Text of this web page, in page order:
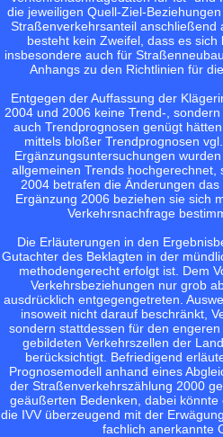
die jeweiligen Quell-Ziel-
Straßenverkehrsanteil anschließend
besteht kein Zweifel, dass es
insbesondere auch für
Anhangs zu den Richtlinien für
Entgegen der Auffassung der
2004 und 2006 keine Trend-,
auch Trendprognosen genügt
mittels bloßer Trendprognosen
Ergänzungsuntersuchungen
allgemeinen Trends
2004 betrafen die Änderungen
Ergänzung 2006 beziehen sie sich
Verkehrsnachfrage
Die Erläuterungen in den
Gutachter des Beklagten in der
methodengerecht erfolgt ist. Dem
Verkehrsbeziehungen nur grob
ausdrücklich entgegengetreten.
insoweit nicht darauf beschränkt,
sondern stattdessen für den
gebildeten Verkehrszellen der
berücksichtigt. Befriedigend
Prognosemodell anhand eines
der Straßenverkehrszählung 2000
geäußerten Bedenken, dabei
die IVV überzeugend mit der
fachlich anerkannte